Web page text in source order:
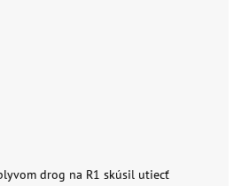
drog na R1 skúsil utiecť